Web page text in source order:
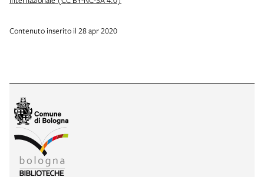
Contenuto inserito il 28 apr 2020